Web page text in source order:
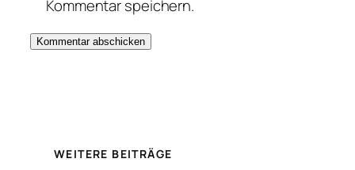
Kommentar speichern.
WEITERE BEITRÄGE